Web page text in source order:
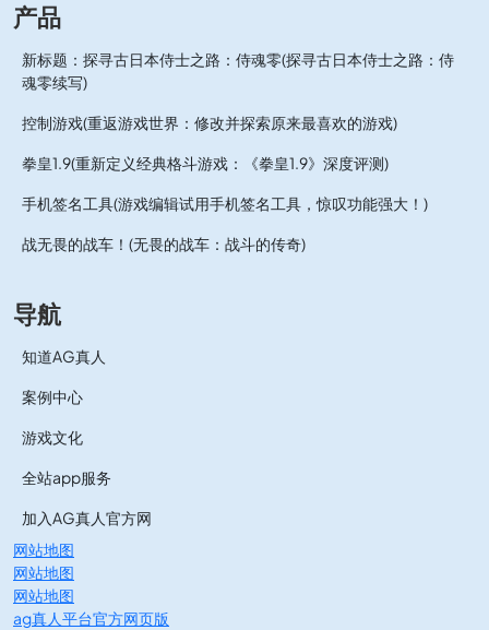
产品
新标题：探寻古日本侍士之路：侍魂零(探寻古日本侍士之路：侍
魂零续写)
控制游戏(重返游戏世界：修改并探索原来最喜欢的游戏)
拳皇1.9(重新定义经典格斗游戏：《拳皇1.9》深度评测)
手机签名工具(游戏编辑试用手机签名工具，惊叹功能强大！)
战无畏的战车！(无畏的战车：战斗的传奇)
导航
知道AG真人
案例中心
游戏文化
全站app服务
加入AG真人官方网
网站地图
网站地图
网站地图
ag真人平台官方网页版